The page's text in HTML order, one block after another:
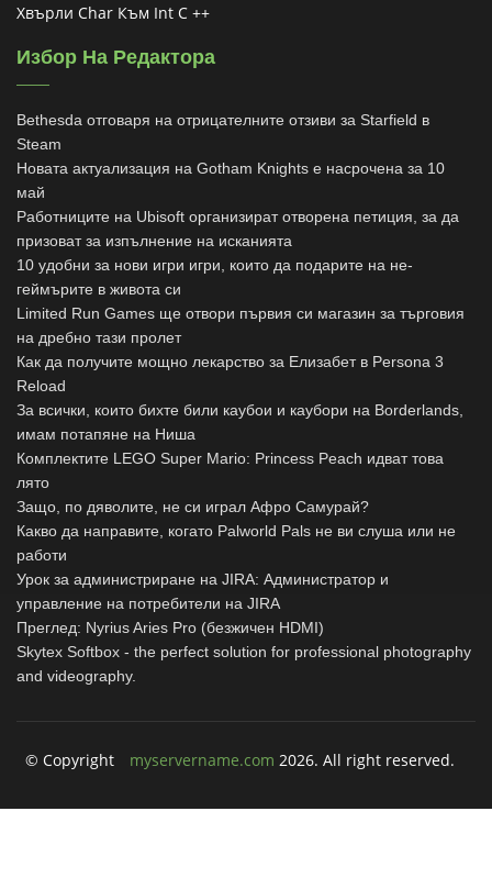
Хвърли Char Към Int C ++
Избор На Редактора
Bethesda отговаря на отрицателните отзиви за Starfield в
Steam
Новата актуализация на Gotham Knights е насрочена за 10
май
Работниците на Ubisoft организират отворена петиция, за да
призоват за изпълнение на исканията
10 удобни за нови игри игри, които да подарите на не-
геймърите в живота си
Limited Run Games ще отвори първия си магазин за търговия
на дребно тази пролет
Как да получите мощно лекарство за Елизабет в Persona 3
Reload
За всички, които бихте били каубои и каубори на Borderlands,
имам потапяне на Ниша
Комплектите LEGO Super Mario: Princess Peach идват това
лято
Защо, по дяволите, не си играл Афро Самурай?
Какво да направите, когато Palworld Pals не ви слуша или не
работи
Урок за администриране на JIRA: Администратор и
управление на потребители на JIRA
Преглед: Nyrius Aries Pro (безжичен HDMI)
Skytex Softbox - the perfect solution for professional photography
and videography.
© Copyright myservername.com 2026. All right reserved.